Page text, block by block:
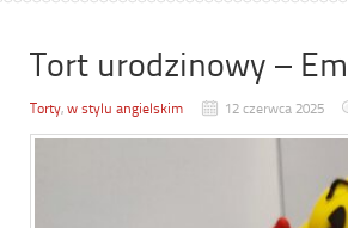
Tort urodzinowy –
Torty, w stylu angielskim 12 czerwca 2025